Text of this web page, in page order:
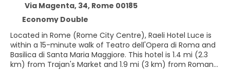
Via Magenta, 34, Rome 00185
Economy Double
Located in Rome (Rome City Centre), Raeli Hotel Luce is
within a 15-minute walk of Teatro dell'Opera di Roma and
Basilica di Santa Maria Maggiore. This hotel is 1.4 mi (2.3
km) from Trajan's Market and 1.9 mi (3 km) from Roman